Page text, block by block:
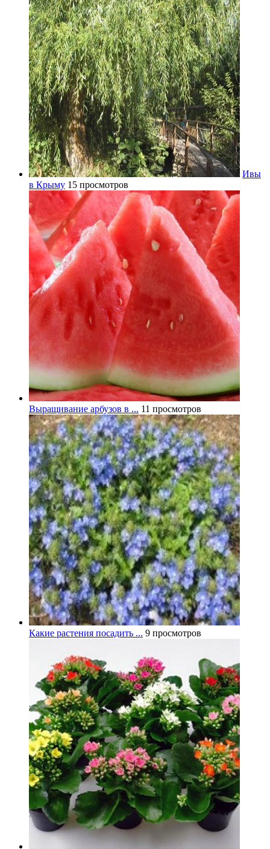
Ивы
в Крыму 15 просмотров
Выращивание арбузов в ... 11 просмотров
Какие растения посадить ... 9 просмотров